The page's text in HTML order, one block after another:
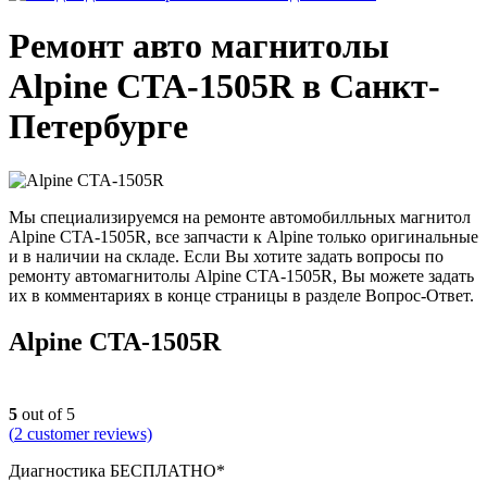
Ремонт авто магнитолы
Alpine CTA-1505R в Санкт-
Петербурге
Мы специализируемся на ремонте автомобилльных магнитол
Alpine CTA-1505R, все запчасти к Alpine только оригинальные
и в наличии на складе. Если Вы хотите задать вопросы по
ремонту автомагнитолы Alpine CTA-1505R, Вы можете задать
их в комментариях в конце страницы в разделе Вопрос-Ответ.
Alpine CTA-1505R
5 out of 5
(2 customer reviews)
Диагностика БЕСПЛАТНО*